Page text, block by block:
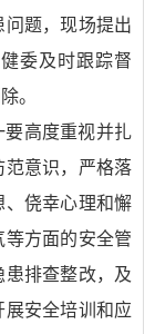
题，现场提出
委及时跟踪督
。
高度重视并扎
范意识，严格落
、侥幸心理和懈
方面的安全管
排查整改，及
安全培训和应